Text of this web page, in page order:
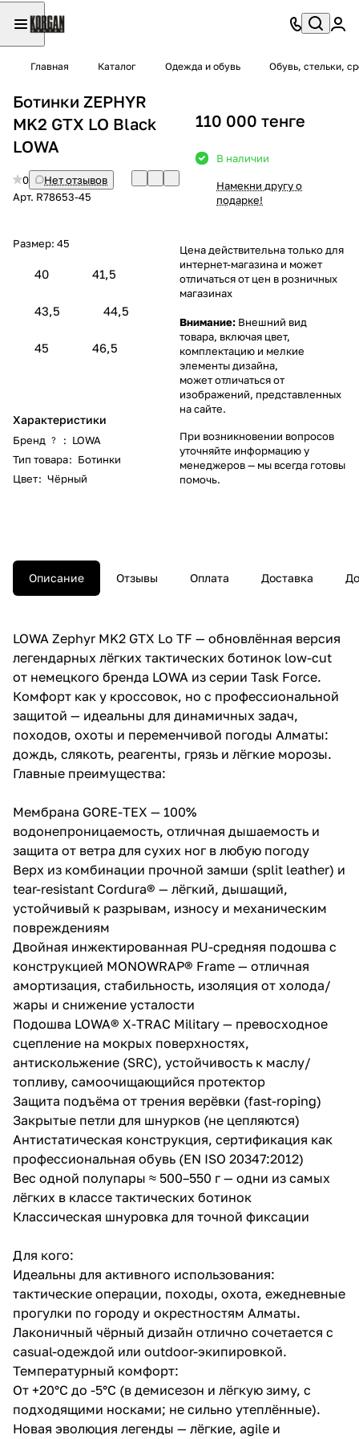
Главная Каталог Одежда и обувь Обувь, стельки,
Ботинки ZEPHYR
MK2 GTX LO Black
LOWA
0
Нет отзывов
Арт. R78653-45
Размер: 45
40 41,5
43,5 44,5
45 46,5
Характеристики
Бренд ? : LOWA
Тип товара: Ботинки
Цвет: Чёрный
110 000 тенге
В наличии
Намекни другу о
подарке!
Цена действительна только для
интернет-магазина и может
отличаться от цен в розничных
магазинах
Внимание: Внешний вид
товара, включая цвет,
комплектацию и мелкие
элементы дизайна,
может отличаться от
изображений, представленных
на сайте.
При возникновении вопросов
уточняйте информацию у
менеджеров— мы всегда готовы
помочь.
Описание Отзывы Оплата Доставка
LOWA Zephyr MK2 GTX Lo TF — обновлённая версия
легендарных лёгких тактических ботинок low-cut
от немецкого бренда LOWA из серии Task Force.
Комфорт как у кроссовок, но с профессиональной
защитой — идеальны для динамичных задач,
походов, охоты и переменчивой погоды Алматы:
дождь, слякоть, реагенты, грязь и лёгкие морозы.
Главные преимущества:
Мембрана GORE-TEX — 100%
водонепроницаемость, отличная дышаемость и
защита от ветра для сухих ног в любую погоду
Верх из комбинации прочной замши (split leather) и
tear-resistant Cordura® — лёгкий, дышащий,
устойчивый к разрывам, износу и механическим
повреждениям
Двойная инжектированная PU-средняя подошва с
конструкцией MONOWRAP® Frame — отличная
амортизация, стабильность, изоляция от холода/
жары и снижение усталости
Подошва LOWA® X-TRAC Military — превосходное
сцепление на мокрых поверхностях,
антискольжение (SRC), устойчивость к маслу/
топливу, самоочищающийся протектор
Защита подъёма от трения верёвки (fast-roping)
Закрытые петли для шнурков (не цепляются)
Антистатическая конструкция, сертификация как
профессиональная обувь (EN ISO 20347:2012)
Вес одной полупары ≈ 500–550 г — одни из самых
лёгких в классе тактических ботинок
Классическая шнуровка для точной фиксации
Для кого:
Идеальны для активного использования:
тактические операции, походы, охота, ежедневные
прогулки по городу и окрестностям Алматы.
Лаконичный чёрный дизайн отлично сочетается с
casual-одеждой или outdoor-экипировкой.
Температурный комфорт:
От +20°C до -5°C (в демисезон и лёгкую зиму, с
подходящими носками; не сильно утеплённые).
Новая эволюция легенды — лёгкие, agile и